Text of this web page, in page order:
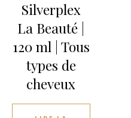
Silverplex
La Beauté |
120 ml | Tous
types de
cheveux